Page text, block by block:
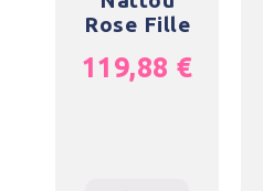
Rose Fille
119,88 €